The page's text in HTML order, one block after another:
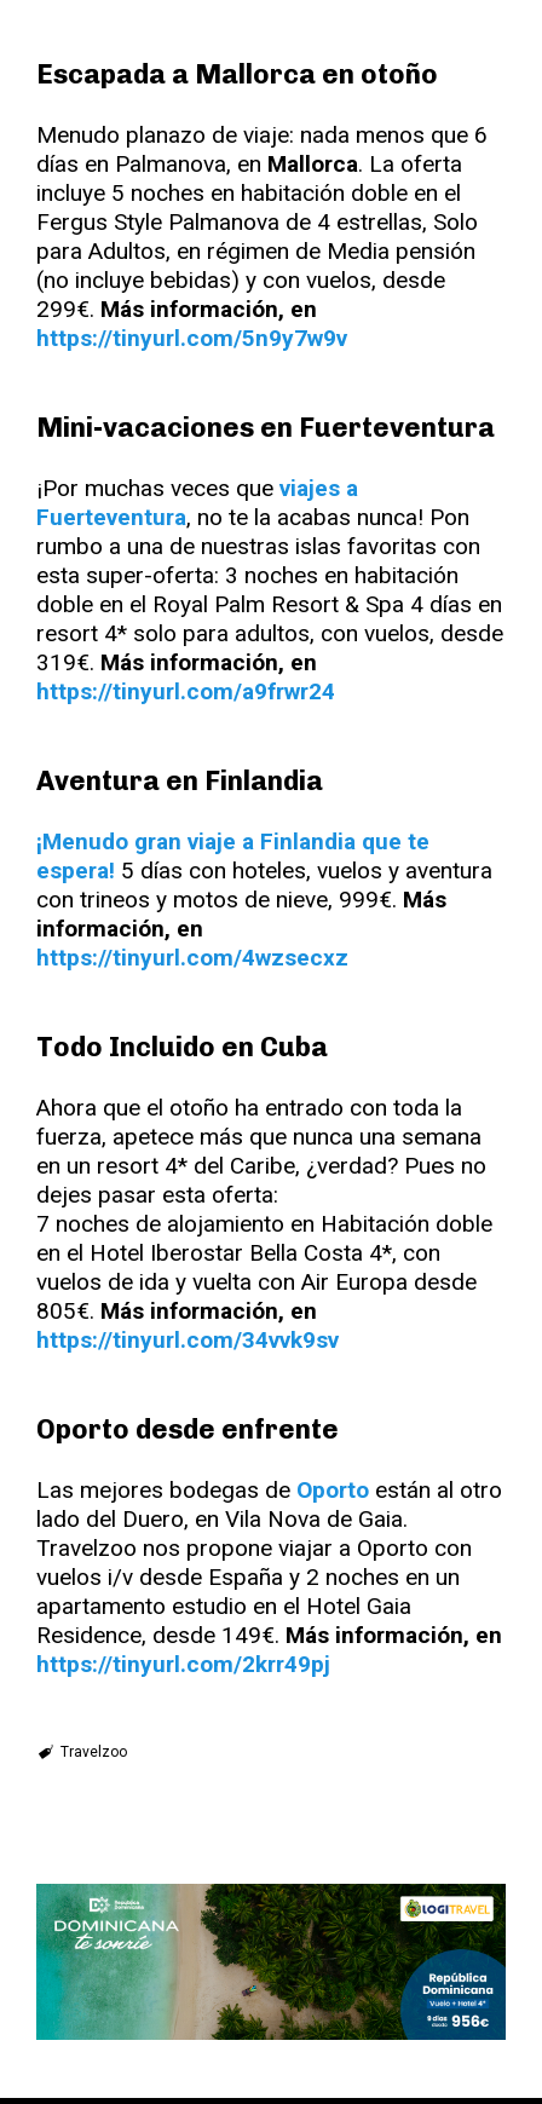
Escapada a Mallorca en otoño
Menudo planazo de viaje: nada menos que 6
días en Palmanova, en Mallorca. La oferta
incluye 5 noches en habitación doble en el
Fergus Style Palmanova de 4 estrellas, Solo
para Adultos, en régimen de Media pensión
(no incluye bebidas) y con vuelos, desde
299€. Más información, en
https://tinyurl.com/5n9y7w9v
Mini-vacaciones en Fuerteventura
¡Por muchas veces que viajes a
Fuerteventura, no te la acabas nunca! Pon
rumbo a una de nuestras islas favoritas con
esta super-oferta: 3 noches en habitación
doble en el Royal Palm Resort & Spa 4 días en
resort 4* solo para adultos, con vuelos, desde
319€. Más información, en
https://tinyurl.com/a9frwr24
Aventura en Finlandia
¡Menudo gran viaje a Finlandia que te
espera! 5 días con hoteles, vuelos y aventura
con trineos y motos de nieve, 999€. Más
información, en
https://tinyurl.com/4wzsecxz
Todo Incluido en Cuba
Ahora que el otoño ha entrado con toda la
fuerza, apetece más que nunca una semana
en un resort 4* del Caribe, ¿verdad? Pues no
dejes pasar esta oferta:
7 noches de alojamiento en Habitación doble
en el Hotel Iberostar Bella Costa 4*, con
vuelos de ida y vuelta con Air Europa desde
805€. Más información, en
https://tinyurl.com/34vvk9sv
Oporto desde enfrente
Las mejores bodegas de Oporto están al otro
lado del Duero, en Vila Nova de Gaia.
Travelzoo nos propone viajar a Oporto con
vuelos i/v desde España y 2 noches en un
apartamento estudio en el Hotel Gaia
Residence, desde 149€. Más información, en
https://tinyurl.com/2krr49pj
Travelzoo